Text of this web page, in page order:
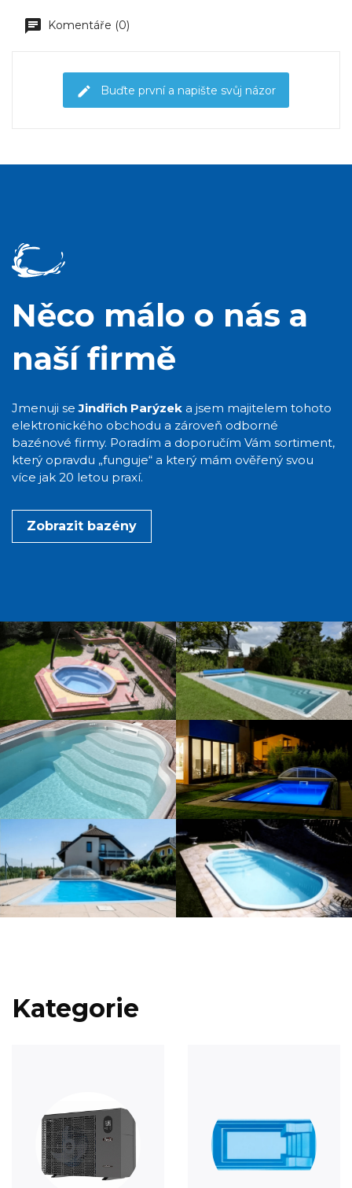
Komentáře (0)
Buďte první a napište svůj názor
Něco málo o nás a
naší firmě
Jmenuji seJindřich Parýzek a jsem majitelem tohoto
elektronického obchodu a zároveň odborné
bazénové firmy. Poradím a doporučím Vám sortiment,
který opravdu „funguje“ a který mám ověřený svou
více jak 20 letou praxí.
Zobrazit bazény
Kategorie